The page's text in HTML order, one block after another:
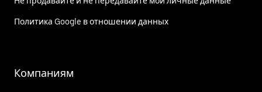
Политика Google в отношении данных
Компаниям